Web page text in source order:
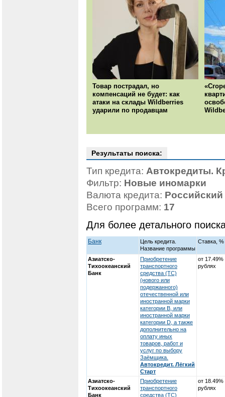
Товар пострадал, но
компенсаций не будет: как
атаки на склады Wildberries
ударили по продавцам
Результаты поиска:
Тип кредита: Автокредиты.
Фильтр: Новые иномарки
Валюта кредита:
Всего программ: 17
Для более детального
Банк
Цель кредита.
Название программы
Ставка, %
Азиатско-
Тихоокеанский
Банк
Приобретение
транспортного
средства (ТС)
(нового или
подержанного)
отечественной или
иностранной марки
категории В, или
иностранной марки
категории D, а также
дополнительно на
оплату иных
товаров, работ и
услуг по выбору
Заёмщика.
Автокредит. Лёгкий
Старт
от 17.49%
рублях
Азиатско-
Тихоокеанский
Банк
Приобретение
транспортного
средства (ТС)
от 18.49%
рублях